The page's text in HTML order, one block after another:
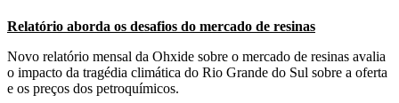
Relatório aborda os desafios do mercado de resinas
Novo relatório mensal da Ohxide sobre o mercado de resinas avalia
o impacto da tragédia climática do Rio Grande do Sul sobre a oferta
e os preços dos petroquímicos.